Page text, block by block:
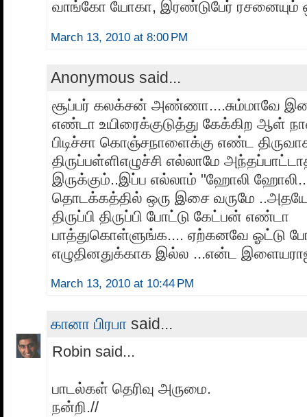
வாங்கோ யோகா, இரண்டுபேர் ரசனையும்
March 13, 2010 at 8:00 PM
Anonymous said...
சூப்பர் கலக்சன் அண்ணா....சும்மாவே
எண்டா உயிரைக்குடுத்து கேக்கிற ஆள்
பிடிச்சா கொஞ்சநாளைக்கு எண்ட
திருப்பள்ளிஎழுச்சி எல்லாமே
இருக்கும்..இப்ப எல்லாம் "ஹோலி
தொடக்கத்தில் ஒரு இசை வருமே ..அதயே
திருப்பி திருப்பி போட்டு கேட்பன் எண்டா
பாத்துகொள்ளுங்க.... ஏற்கனவே ஓட்டு
எழுதினதுக்காக இல்ல ...என்ட
March 13, 2010 at 10:44 PM
கானா பிரபா said...
Robin said...
பாடல்கள் தெரிவு அருமை.
நன்றி.//